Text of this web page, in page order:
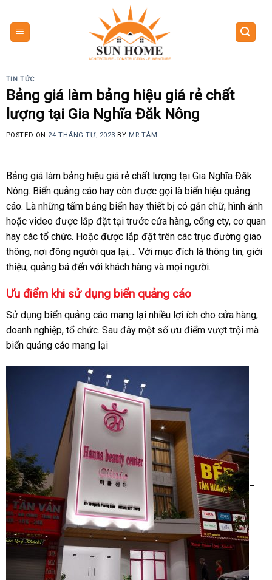
content
TIN TỨC
Bảng giá làm bảng hiệu giá rẻ chất
lượng tại Gia Nghĩa Đăk Nông
POSTED ON 24 THÁNG TƯ, 2023 BY MR TÂM
Bảng giá làm bảng hiệu giá rẻ chất lượng tại Gia Nghĩa Đăk
Nông. Biển quảng cáo hay còn được gọi là biển hiệu quảng
cáo. Là những tấm bảng biển hay thiết bị có gắn chữ, hình ảnh
hoặc video được lắp đặt tại trước cửa hàng, cổng cty, cơ quan
hay các tổ chức. Hoặc được lắp đặt trên các trục đường giao
thông, nơi đông người qua lại,… Với mục đích là thông tin, giới
thiệu, quảng bá đến với khách hàng và mọi người.
Ưu điểm khi sử dụng biển quảng cáo
Sử dụng biển quảng cáo mang lại nhiều lợi ích cho cửa hàng,
doanh nghiệp, tổ chức. Sau đây một số ưu điểm vượt trội mà
biển quảng cáo mang lại
–